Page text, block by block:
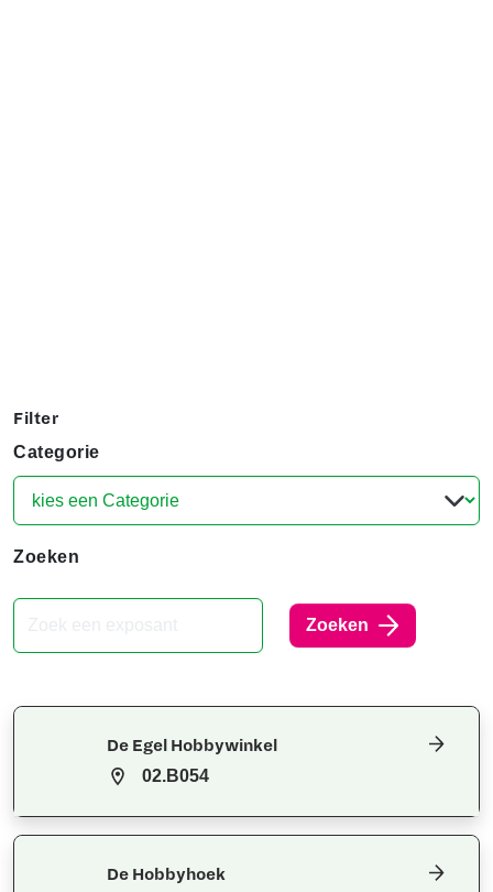
Filter
Categorie
Zoeken
Zoeken
De Egel Hobbywinkel
02.B054
De Hobbyhoek